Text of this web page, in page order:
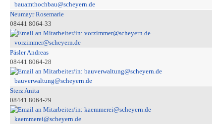
bauamthochbau@scheyern.de
Neumayr Rosemarie
08441 8064-33
vorzimmer@scheyern.de
Päsler Andreas
08441 8064-28
bauverwaltung@scheyern.de
Sterz Anita
08441 8064-29
kaemmerei@scheyern.de